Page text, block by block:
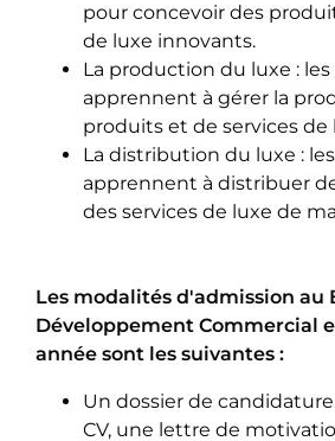
pour concevoir des
de luxe innovants.
La production du luxe :
apprennent à gérer la
produits et de services de
La distribution du luxe :
apprennent à distribuer
des services de luxe de
Les modalités d'admission au
Développement Commercial
année sont les suivantes :
Un dossier de
CV, une lettre de